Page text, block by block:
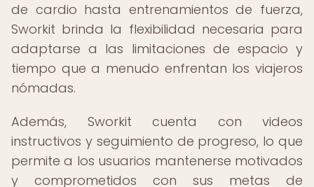
de cardio hasta entrenamientos de fuerza,
Sworkit brinda la flexibilidad necesaria para
adaptarse a las limitaciones de espacio y
tiempo que a menudo enfrentan los viajeros
nómadas.
Además, Sworkit cuenta con videos
instructivos y seguimiento de progreso, lo que
permite a los usuarios mantenerse motivados
y comprometidos con sus metas de